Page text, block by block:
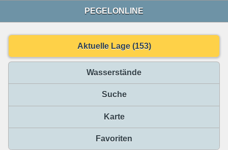
PEGELONLINE
Aktuelle Lage (153)
Wasserstände
Suche
Karte
Favoriten